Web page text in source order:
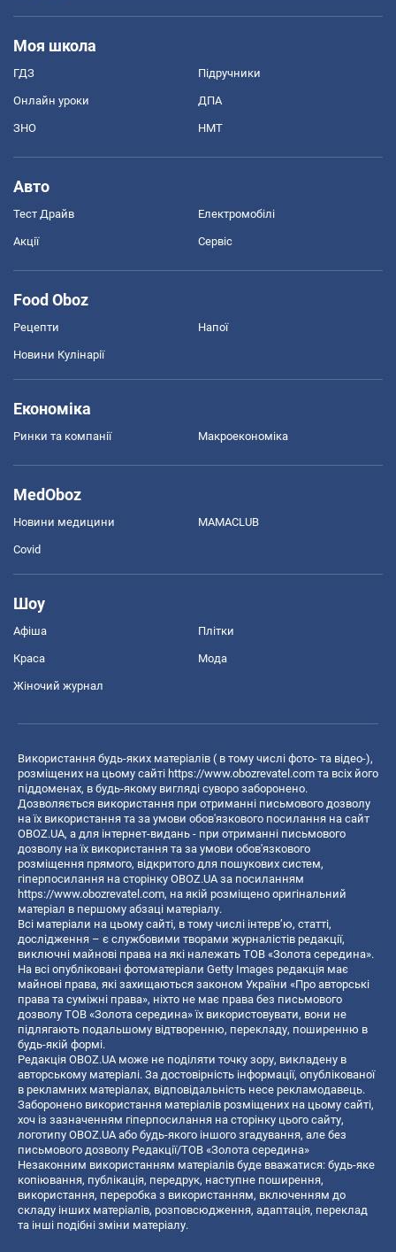
Моя школа
ГДЗ Підручники
Онлайн уроки ДПА
ЗНО НМТ
Авто
Тест Драйв Електромобілі
Акції Сервіс
Food Oboz
Рецепти Напої
Новини Кулінарії
Економіка
Ринки та компанії Макроекономіка
MedOboz
Новини медицини MAMACLUB
Covid
Шоу
Афіша Плітки
Краса Мода
Жіночий журнал
Використання будь-яких матеріалів ( в тому числі фото- та відео-),
розміщених на цьому сайті https://www.obozrevatel.com та всіх його
піддоменах, в будь-якому вигляді суворо заборонено.
Дозволяється використання при отриманні письмового дозволу
на їх використання та за умови обов'язкового посилання на сайт
OBOZ.UA, а для інтернет-видань - при отриманні письмового
дозволу на їх використання та за умови обов'язкового
розміщення прямого, відкритого для пошукових систем,
гіперпосилання на сторінку OBOZ.UA за посиланням
https://www.obozrevatel.com, на якій розміщено оригінальний
матеріал в першому абзаці матеріалу.
Всі матеріали на цьому сайті, в тому числі інтерв’ю, статті,
дослідження – є службовими творами журналістів редакції,
виключні майнові права на які належать ТОВ «Золота середина».
На всі опубліковані фотоматеріали Getty Images редакція має
майнові права, які захищаються законом України «Про авторські
права та суміжні права», ніхто не має права без письмового
дозволу ТОВ «Золота середина» їх використовувати, вони не
підлягають подальшому відтворенню, перекладу, поширенню в
будь-якій формі.
Редакція OBOZ.UA може не поділяти точку зору, викладену в
авторському матеріалі. За достовірність інформації, опублікованої
в рекламних матеріалах, відповідальність несе рекламодавець.
Заборонено використання матеріалів розміщених на цьому сайті,
хоч із зазначенням гіперпосилання на сторінку цього сайту,
логотипу OBOZ.UA або будь-якого іншого згадування, але без
письмового дозволу Редакції/ТОВ «Золота середина»
Незаконним використанням матеріалів буде вважатися: будь-яке
копiювання, публiкацiя, передрук, наступне поширення,
використання, переробка з використанням, включенням до
складу інших матеріалів, розповсюдження, адаптація, переклад
та інші подібні зміни матеріалу.